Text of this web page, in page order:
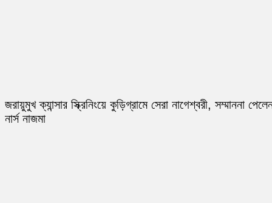
জরায়ুমুখ ক্যান্সার স্ক্রিনিংয়ে কুড়িগ্রামে সেরা নাগেশ্বরী, সম্মাননা
নার্স নাজমা